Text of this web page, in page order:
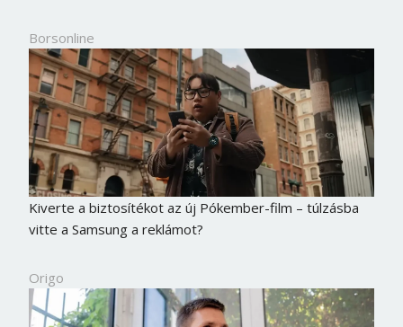
Borsonline
Kiverte a biztosítékot az új Pókember-film – túlzásba
vitte a Samsung a reklámot?
Origo